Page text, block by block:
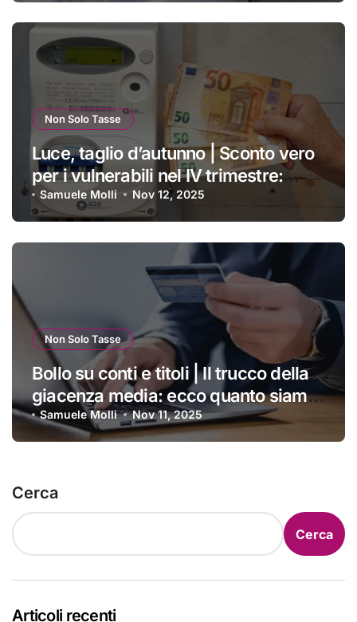
Non Solo Tasse
Luce, taglio d’autunno | Sconto vero
per i vulnerabili nel IV trimestre:
ecco a chi si applica e come
ottenerlo
Samuele Molli Nov 12, 2025
Non Solo Tasse
Bollo su conti e titoli | Il trucco della
giacenza media: ecco quanto siamo
costretti a pagare ogni anno
Samuele Molli Nov 11, 2025
Cerca
Cerca
Articoli recenti